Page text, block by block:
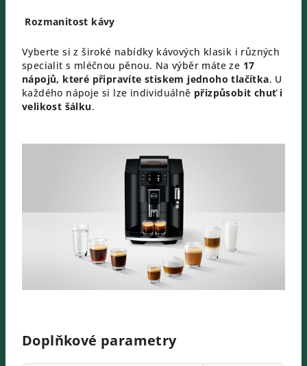
Rozmanitost kávy
Vyberte si z široké nabídky kávových klasik i různých
specialit s mléčnou pěnou. Na výběr máte ze 17
nápojů, které připravíte stiskem jednoho tlačítka. U
každého nápoje si lze individuálně přizpůsobit chuť i
velikost šálku.
Doplňkové parametry